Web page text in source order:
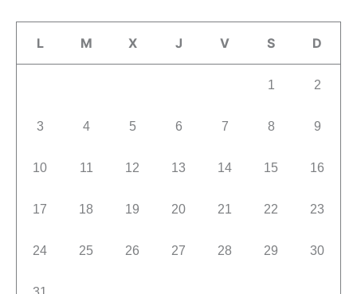
L M X J V S D
1 2
3 4 5 6 7 8 9
10 11 12 13 14 15 16
17 18 19 20 21 22 23
24 25 26 27 28 29 30